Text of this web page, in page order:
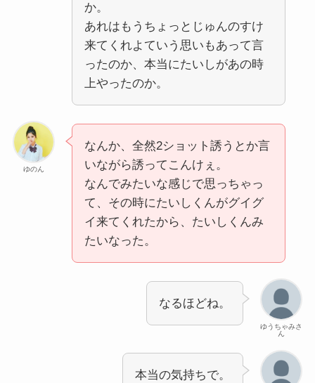
か。
あれはもうちょっとじゅんのすけ
来てくれよていう思いもあって言
ったのか、本当にたいしがあの時
上やったのか。
ゆのん
なんか、全然2ショット誘うとか言
いながら誘ってこんけぇ。
なんでみたいな感じで思っちゃっ
て、その時にたいしくんがグイグ
イ来てくれたから、たいしくんみ
たいなった。
ゆうちゃみさ
ん
なるほどね。
本当の気持ちで。